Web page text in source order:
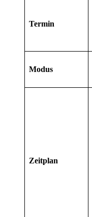
Termin
Modus
Zeitplan